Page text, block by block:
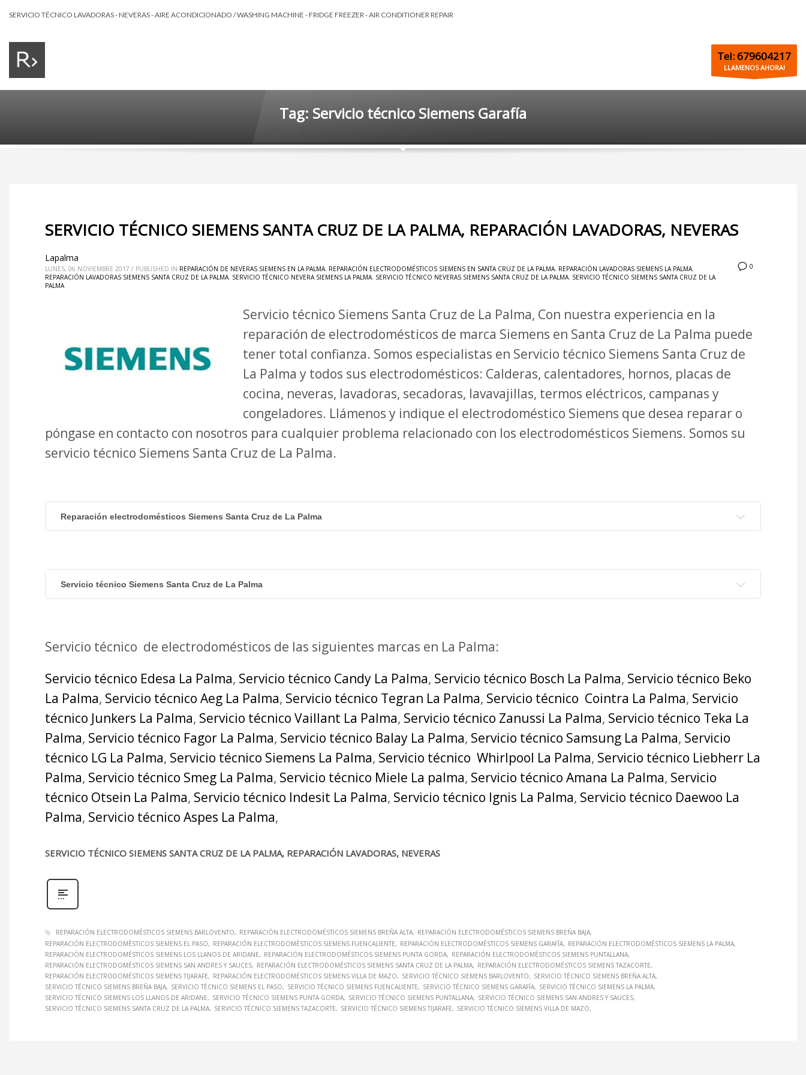
SERVICIO TÉCNICO LAVADORAS - NEVERAS - AIRE ACONDICIONADO / WASHING MACHINE - FRIDGE FREEZER - AIR CONDITIONER REPAIR
Tel: 679604217
LLAMENOS AHORA!
Tag: Servicio técnico Siemens Garafía
SERVICIO TÉCNICO SIEMENS SANTA CRUZ DE LA PALMA, REPARACIÓN LAVADORAS, NEVERAS
0
Lapalma
LUNES, 06 NOVIEMBRE 2017 / PUBLISHED IN REPARACIÓN DE NEVERAS SIEMENS EN LA PALMA, REPARACIÓN ELECTRODOMÉSTICOS SIEMENS EN SANTA CRUZ DE LA PALMA, REPARACIÓN LAVADORAS SIEMENS LA PALMA,
REPARACIÓN LAVADORAS SIEMENS SANTA CRUZ DE LA PALMA, SERVICIO TÉCNICO NEVERA SIEMENS LA PALMA, SERVICIO TÉCNICO NEVERAS SIEMENS SANTA CRUZ DE LA PALMA, SERVICIO TÉCNICO SIEMENS SANTA CRUZ DE LA
PALMA
Servicio técnico Siemens Santa Cruz de La Palma, Con nuestra experiencia en la
reparación de electrodomésticos de marca Siemens en Santa Cruz de La Palma puede
tener total confianza. Somos especialistas en Servicio técnico Siemens Santa Cruz de
La Palma y todos sus electrodomésticos: Calderas, calentadores, hornos, placas de
cocina, neveras, lavadoras, secadoras, lavavajillas, termos eléctricos, campanas y
congeladores. Llámenos y indique el electrodoméstico Siemens que desea reparar o
póngase en contacto con nosotros para cualquier problema relacionado con los electrodomésticos Siemens. Somos su
servicio técnico Siemens Santa Cruz de La Palma.
Reparación electrodomésticos Siemens Santa Cruz de La Palma
Servicio técnico Siemens Santa Cruz de La Palma
Servicio técnico de electrodomésticos de las siguientes marcas en La Palma:
Servicio técnico Edesa La Palma, Servicio técnico Candy La Palma, Servicio técnico Bosch La Palma, Servicio técnico Beko
La Palma, Servicio técnico Aeg La Palma, Servicio técnico Tegran La Palma, Servicio técnico Cointra La Palma, Servicio
técnico Junkers La Palma, Servicio técnico Vaillant La Palma, Servicio técnico Zanussi La Palma, Servicio técnico Teka La
Palma, Servicio técnico Fagor La Palma, Servicio técnico Balay La Palma, Servicio técnico Samsung La Palma, Servicio
técnico LG La Palma, Servicio técnico Siemens La Palma, Servicio técnico Whirlpool La Palma, Servicio técnico Liebherr La
Palma, Servicio técnico Smeg La Palma, Servicio técnico Miele La palma, Servicio técnico Amana La Palma, Servicio
técnico Otsein La Palma, Servicio técnico Indesit La Palma, Servicio técnico Ignis La Palma, Servicio técnico Daewoo La
Palma, Servicio técnico Aspes La Palma,
SERVICIO TÉCNICO SIEMENS SANTA CRUZ DE LA PALMA, REPARACIÓN LAVADORAS, NEVERAS
REPARACIÓN ELECTRODOMÉSTICOS SIEMENS BARLOVENTO REPARACIÓN ELECTRODOMÉSTICOS SIEMENS BREÑA ALTA
REPARACIÓN ELECTRODOMÉSTICOS SIEMENS BREÑA BAJA
REPARACIÓN ELECTRODOMÉSTICOS SIEMENS EL PASO
REPARACIÓN ELECTRODOMÉSTICOS SIEMENS FUENCALIENTE REPARACIÓN ELECTRODOMÉSTICOS SIEMENS GARAFÍA
REPARACIÓN ELECTRODOMÉSTICOS SIEMENS LA PALMA
REPARACIÓN ELECTRODOMÉSTICOS SIEMENS LOS LLANOS DE ARIDANE
REPARACIÓN ELECTRODOMÉSTICOS SIEMENS PUNTA GORDA
REPARACIÓN ELECTRODOMÉSTICOS SIEMENS PUNTALLANA
REPARACIÓN ELECTRODOMÉSTICOS SIEMENS SAN ANDRES Y SAUCES
REPARACIÓN ELECTRODOMÉSTICOS SIEMENS SANTA CRUZ DE LA PALMA
REPARACIÓN ELECTRODOMÉSTICOS SIEMENS TAZACORTE
REPARACIÓN ELECTRODOMÉSTICOS SIEMENS TIJARAFE
REPARACIÓN ELECTRODOMÉSTICOS SIEMENS VILLA DE MAZO SERVICIO TÉCNICO SIEMENS BARLOVENTO
SERVICIO TÉCNICO SIEMENS BREÑA ALTA
SERVICIO TÉCNICO SIEMENS BREÑA BAJA
SERVICIO TÉCNICO SIEMENS EL PASO SERVICIO TÉCNICO SIEMENS FUENCALIENTE SERVICIO TÉCNICO SIEMENS GARAFÍA
SERVICIO TÉCNICO SIEMENS LA PALMA
SERVICIO TÉCNICO SIEMENS LOS LLANOS DE ARIDANE
SERVICIO TÉCNICO SIEMENS PUNTA GORDA SERVICIO TÉCNICO SIEMENS PUNTALLANA
SERVICIO TÉCNICO SIEMENS SAN ANDRES Y SAUCES
SERVICIO TÉCNICO SIEMENS SANTA CRUZ DE LA PALMA
SERVICIO TÉCNICO SIEMENS TAZACORTE SERVICIO TÉCNICO SIEMENS TIJARAFE SERVICIO TÉCNICO SIEMENS VILLA DE MAZO